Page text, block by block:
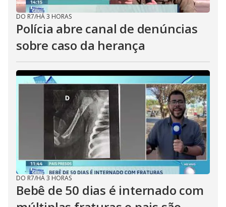
DO R7/HÁ 3 HORAS
Polícia abre canal de denúncias
sobre caso da herança
DO R7/HÁ 3 HORAS
Bebê de 50 dias é internado com